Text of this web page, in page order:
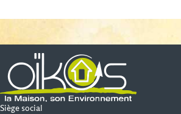
Siège social